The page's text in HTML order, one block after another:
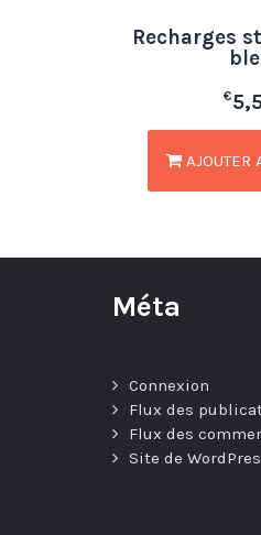
Recharges
€
AJOUTER
Méta
Connexion
Flux des
Flux des
Site de